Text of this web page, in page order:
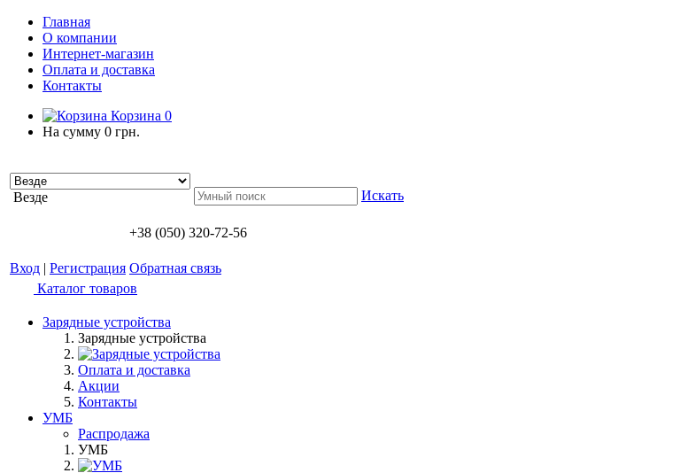
Главная
О компании
Интернет-магазин
Оплата и доставка
Контакты
Корзина 0
На сумму 0 грн.
Везде Искать
+38 (050) 320-72-56
Вход | Регистрация Обратная связь
Каталог товаров
Зарядные устройства
Зарядные устройства
Оплата и доставка
Акции
Контакты
УМБ
Распродажа
УМБ